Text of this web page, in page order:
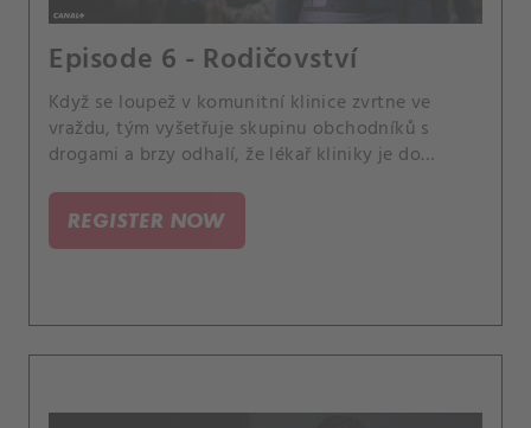
Episode 6 - Rodičovství
Když se loupež v komunitní klinice zvrtne ve
vraždu, tým vyšetřuje skupinu obchodníků s
drogami a brzy odhalí, že lékař kliniky je do
REGISTER NOW